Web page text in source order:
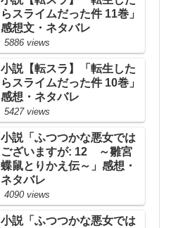
らスライムだった件 11巻」
感想文・ネタバレ
5886 views
小説【転スラ】「転生した
らスライムだった件 10巻」
感想・ネタバレ
5427 views
小説「ふつつかな悪女では
ございますが: 12 ～雛宮
蝶鼠とりかえ伝～」感想・
ネタバレ
4090 views
小説「ふつつかな悪女では